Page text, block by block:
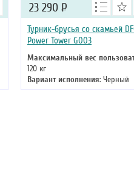
Турник-брусья со скамьей
Power Tower G003
Максимальный вес
120 кг
Вариант исполнения: Черный
23 290 Р